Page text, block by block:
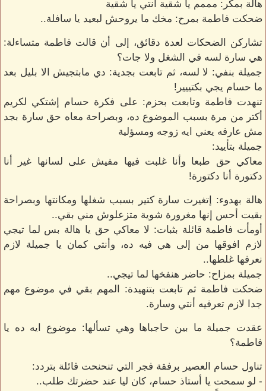
هالة بمكر: مممم يا شقية أنتي يا شقية
ضحكت فاطمة بمرح: مخك ما يروحش لبعيد يا سافلة..
تشاركن الضحكات لعدة دقائق، إلى أن قالت فاطمة متساءلة:
هي سارة لسه في الشغل ولا جات؟
جميلة بنفي: لا لسه، ثم تابعت بجدية: دي مابتجيش الا بليل بعد
ما حسام يجي بكتييير!
تنهدت فاطمة وتابعت بحزم: على فكرة حسام إشتكي لكريم
أكتر من مرة بسبب الموضوع ده، وبصراحة معاه حق سارة بجد
مش عارفه يعني ايه زوجه ومسؤلية
جميلة بتأييد:
معاكي حق طبعا وأنا غلبت فيها مفيش على لسانها غير أنا
دكتورة أنا دكتورة!
هالة بهدوء: إتغيرت سارة كتير بسبب شغلها ومكانتها وبصراحة
بقيت أحس إنها مغرورة شوية متزعلوش مني بقي..
أومأت فاطمة قائلة بثبات: لا معاكي حق يا هالة بس لما تيجي
لازم افوقها من إلى هي فيه ده، وأنتي كمان يا جميلة لازم
نعرفها غلطها..
جميلة بمزاح: حاضر هنفخها لما تيجي..
ضحكت فاطمة ثم تابعت بتنهيدة: المهم بقي في موضوع مهم
جدا لازم تعرفيه أنتي وسارة.
عقدت جميلة ما بين حاجباها وهي تسألها: موضوع ايه ده يا
فاطمة؟
تناول حسام العصير برفقة فجر التي تنحنحت قائلة بتردد:
- لو سمحت يا أستاذ حسام، كان ليا عند حضرتك طلب..